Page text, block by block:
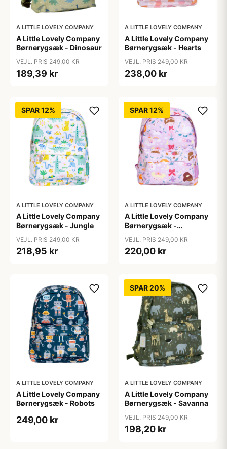
A LITTLE LOVELY COMPANY
A Little Lovely Company
Børnerygsæk - Dinosaur
VEJL. PRIS 249,00 KR
189,39 kr
A LITTLE LOVELY COMPANY
A Little Lovely Company
Børnerygsæk - Hearts
VEJL. PRIS 249,00 KR
238,00 kr
SPAR 12%
A LITTLE LOVELY COMPANY
A Little Lovely Company
Børnerygsæk - Jungle
VEJL. PRIS 249,00 KR
218,95 kr
SPAR 12%
A LITTLE LOVELY COMPANY
A Little Lovely Company
Børnerygsæk -
VEJL. PRIS 249,00 KR
220,00 kr
A LITTLE LOVELY COMPANY
A Little Lovely Company
Børnerygsæk - Robots
249,00 kr
SPAR 20%
A LITTLE LOVELY COMPANY
A Little Lovely Company
Børnerygsæk - Savanna
VEJL. PRIS 249,00 KR
198,20 kr